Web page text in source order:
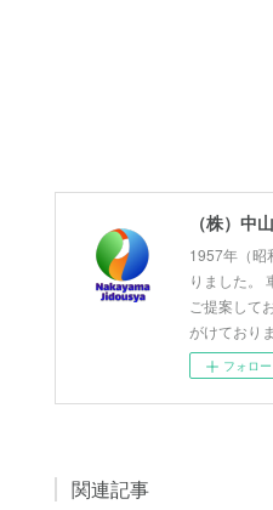
（株）中
1957年（昭
りました。
ご提案して
がけており
フォロー
関連記事